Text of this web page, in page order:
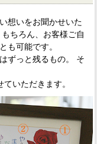
想いをお聞かせいた
ちろん、お客様ご自
も可能です。
ずっと残るもの。 そ
ていただきます。